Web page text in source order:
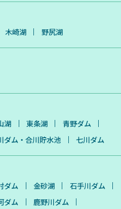
木崎湖 野尻湖
湖 東条湖
青野ダム
ダム・合川貯水池 七川ダム
ダム 金砂湖
石手川ダム
ダム
鹿野川ダム